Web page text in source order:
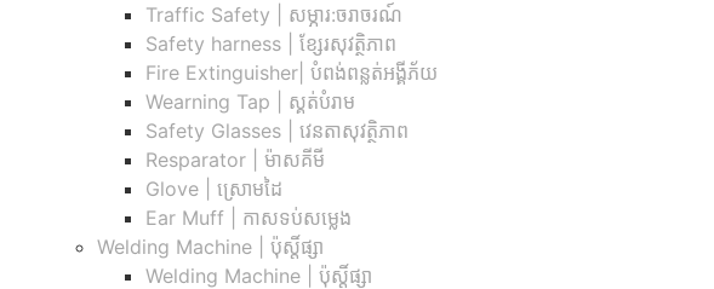
Traffic Safety​ | សម្ភារ:ចរាចរណ៍
Safety harness | ខ្សែរសុវត្ថិភាព
Fire Extinguisher| បំពង់ពន្លត់អង្គីភ័យ
Wearning Tap | ស្គត់បំរាម
Safety Glasses | វេនតាសុវត្ថិភាព
Resparator | ម៉ាសគីមី
Glove | ស្រោមដៃ
Ear Muff | កាសទប់សម្លេង
Welding Machine | ប៉ុស្តិ៍ផ្សា
Welding Machine | ប៉ុស្តិ៍ផ្សា